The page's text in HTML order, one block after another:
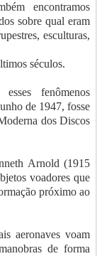
encontramos
sobre qual eram
esculturas,
séculos.
fenômenos
de 1947, fosse
dos Discos
Arnold (1915
voadores que
próximo ao
aeronaves voam
de forma